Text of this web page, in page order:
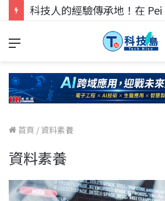
首頁 / 資料素養
資料素養